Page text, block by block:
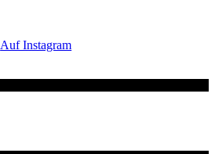
Auf Instagram